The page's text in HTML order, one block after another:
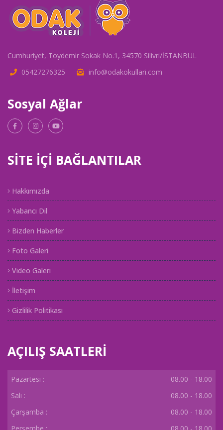
Cumhuriyet, Toydemir Sokak No.1, 34570 Silivri/İSTANBUL
05427276325
info@odakokullari.com
Sosyal Ağlar
SİTE İÇİ BAĞLANTILAR
Hakkımızda
Yabancı Dil
Bizden Haberler
Foto Galeri
Video Galeri
İletişim
Gizlilik Politikası
AÇILIŞ SAATLERİ
Pazartesi :
08.00 - 18.00
Salı :
08.00 - 18.00
Çarşamba :
08.00 - 18.00